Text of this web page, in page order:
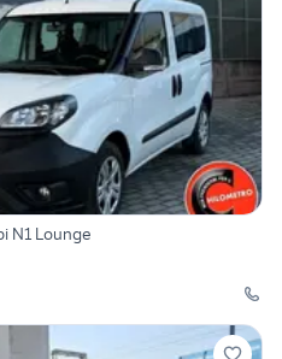
N1 Lounge